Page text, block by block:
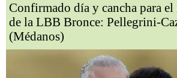
Confirmado día y cancha para
de la LBB Bronce: Pellegrini-
(Médanos)